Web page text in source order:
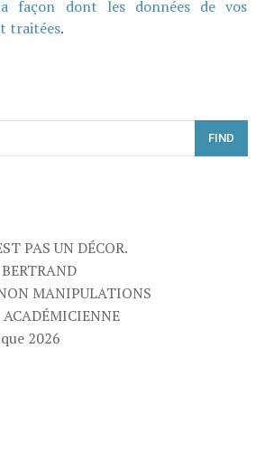
façon dont les données de vos
traitées.
FIND
PAS UN DÉCOR.
MANIPULATIONS
2026